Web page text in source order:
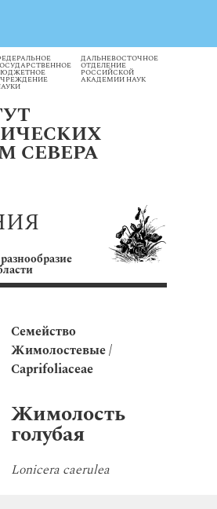
СЕВЕРА
ДАЛЬНЕВОСТОЧНОЕ
ОТДЕЛЕНИЕ
РОССИЙСКОЙ
АКАДЕМИИ НАУК
Жимолость
голубая
Lonicera caerulea
Семейство
Жимолостевые /
Caprifoliaceae